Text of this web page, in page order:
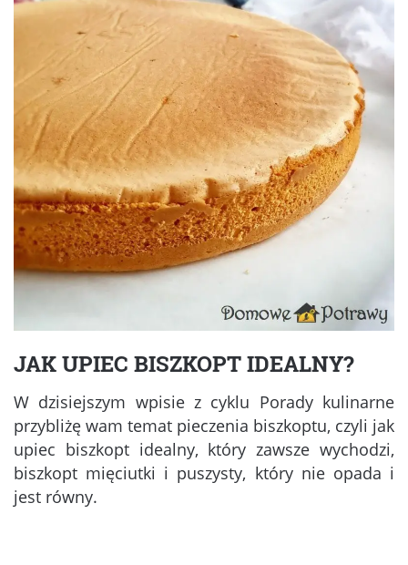
JAK UPIEC BISZKOPT IDEALNY?
W dzisiejszym wpisie z cyklu Porady kulinarne
przybliżę wam temat pieczenia biszkoptu, czyli jak
upiec biszkopt idealny, który zawsze wychodzi,
biszkopt mięciutki i puszysty, który nie opada i
jest równy.